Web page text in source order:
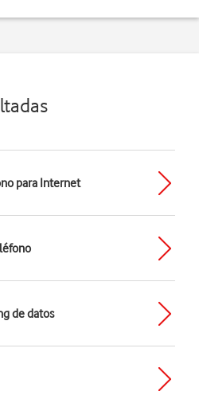
para Internet
de datos